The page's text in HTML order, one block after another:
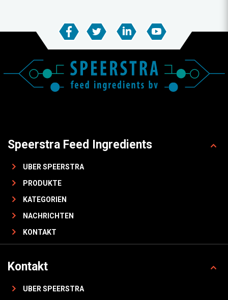
Speerstra Feed Ingredients
UBER SPEERSTRA
PRODUKTE
KATEGORIEN
NACHRICHTEN
KONTAKT
Kontakt
UBER SPEERSTRA